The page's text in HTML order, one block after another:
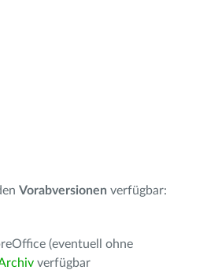
Vorabversionen verfügbar:
(eventuell ohne
verfügbar